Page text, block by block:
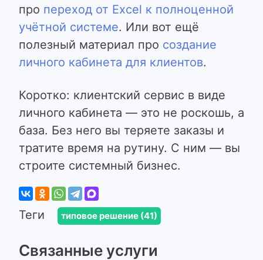
про переход от Excel к полноценной
учётной системе. Или вот ещё
полезный материал про создание
личного кабинета для клиентов.
Коротко: клиентский сервис в виде
личного кабинета — это не роскошь, а
база. Без него вы теряете заказы и
тратите время на рутину. С ним — вы
строите системный бизнес.
Теги типовое решение (41)
Связанные услуги